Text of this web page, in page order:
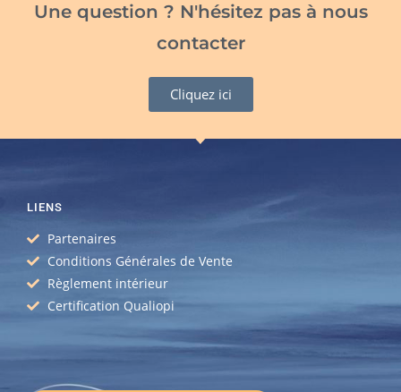
Une question ? N'hésitez pas à nous
contacter
Cliquez ici
LIENS
Partenaires
Conditions Générales de Vente
Règlement intérieur
Certification Qualiopi